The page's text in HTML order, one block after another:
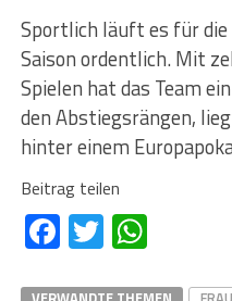
Sportlich läuft es für die
Saison ordentlich. Mit
Spielen hat das Team
den Abstiegsrängen,
hinter einem
Beitrag teilen
Facebook
Twitter